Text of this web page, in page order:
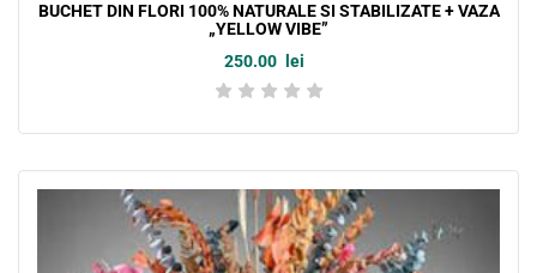
BUCHET DIN FLORI 100% NATURALE SI STABILIZATE + VAZA
„YELLOW VIBE”
250.00
lei